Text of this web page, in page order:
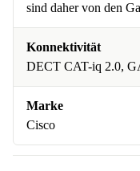
sind daher von den
Konnektivität
DECT CAT-iq 2.0,
Marke
Cisco